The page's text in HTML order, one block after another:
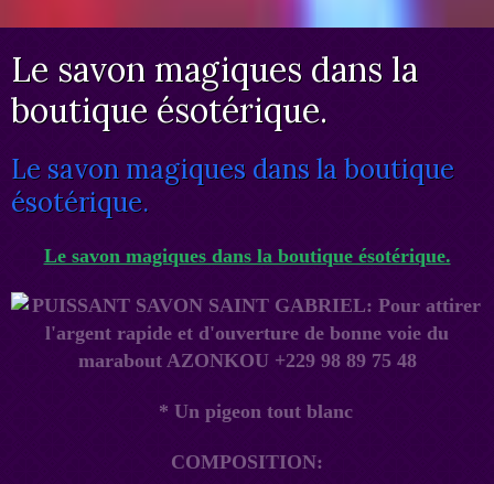
Le savon magiques dans la
boutique ésotérique.
Le savon magiques dans la boutique
ésotérique.
Le savon magiques dans la boutique ésotérique.
* Un pigeon tout blanc
COMPOSITION: